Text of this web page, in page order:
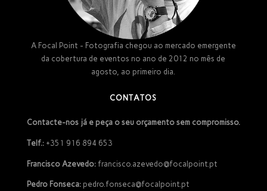
A Focal Point - Fotografia chegou ao mercado emergente
da cobertura de eventos no ano de 2012 no mês de
agosto, ao primeiro dia.
CONTATOS
Contacte-nos já e peça o seu orçamento sem compromisso.
Telf.:+351 916 894 653
Francisco Azevedo:francisco.azevedo@focalpoint.pt
Pedro Fonseca:pedro.fonseca@focalpoint.pt